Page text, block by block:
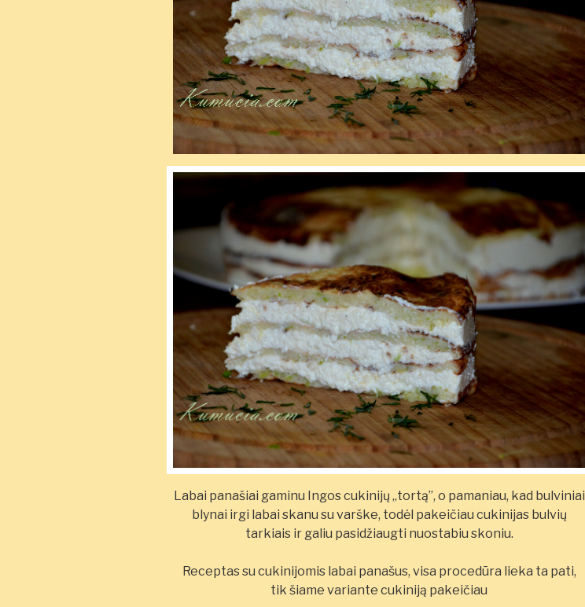
Labai panašiai gaminu Ingos cukinijų „tortą”, o pamaniau, kad bulviniai
blynai irgi labai skanu su varške, todėl pakeičiau cukinijas bulvių
tarkiais ir galiu pasidžiaugti nuostabiu skoniu.
Receptas su cukinijomis labai panašus, visa procedūra lieka ta pati,
tik šiame variante cukiniją pakeičiau